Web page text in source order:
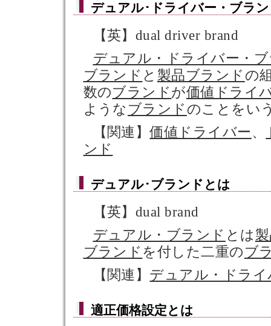
デュアル･ドライバー・ブラ
【英】dual driver brand
デュアル・ドライバー・
ブランド と 製品ブランド の
数のブランド が価値ドライ
ような ブランド のことをい
【関連】価値ドライバー 、
ンド
デュアル･ブランド とは
【英】dual brand
デュアル・ブランド とは
ブランド を付した二重の ブ
【関連】 デュアル・ドラ
適正価格設定とは